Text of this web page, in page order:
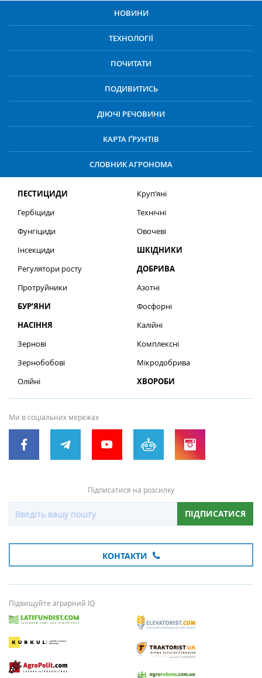
НОВИНИ
ТЕХНОЛОГІЇ
ПОЧИТАТИ
ПОДИВИТИСЬ
ДІЮЧІ РЕЧОВИНИ
КАРТА ҐРУНТІВ
СЛОВНИК АГРОНОМА
ПЕСТИЦИДИ
Гербіциди
Фунгіциди
Інсекциди
Регулятори росту
Протруйники
БУР’ЯНИ
НАСІННЯ
Зернові
Зернобобові
Олійні
Круп’яні
Технічні
Овочеві
ШКІДНИКИ
ДОБРИВА
Азотні
Фосфорні
Калійні
Комплексні
Мікродобрива
ХВОРОБИ
Ми в соціальних мережах
Підписатися на розсилку
ПІДПИСАТИСЯ
КОНТАКТИ
Підвищуйте аграрний IQ